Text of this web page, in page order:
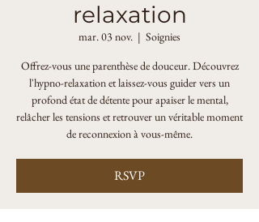
relaxation
mar. 03 nov.
  |
Soignies
Offrez-vous une parenthèse de douceur. Découvrez
l'hypno-relaxation et laissez-vous guider vers un
profond état de détente pour apaiser le mental,
relâcher les tensions et retrouver un véritable moment
de reconnexion à vous-même.
RSVP